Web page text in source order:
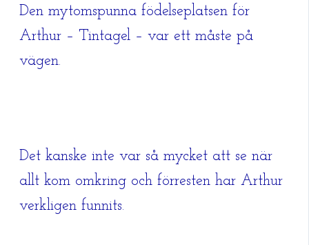
Den mytomspunna födelseplatsen för
Arthur – Tintagel – var ett måste på
vägen.
Det kanske inte var så mycket att se när
allt kom omkring och förresten har Arthur
verkligen funnits.